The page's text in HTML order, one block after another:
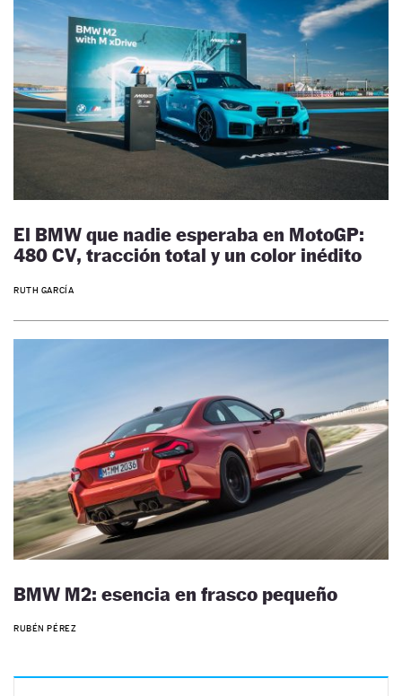
El BMW que nadie esperaba en MotoGP:
480 CV, tracción total y un color inédito
RUTH GARCÍA
BMW M2: esencia en frasco pequeño
RUBÉN PÉREZ